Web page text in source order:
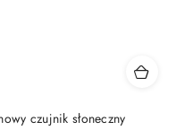
czujnik słoneczny